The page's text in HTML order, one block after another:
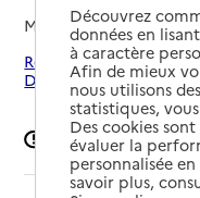
Mis à jour le24/02/
Rechercher les
Demie
Signaler une
Découvrez
données en
à caractère
Afin de mieux
nous utilisons
statistiques,
Des cookies
évaluer la
personnalisée
savoir plus,